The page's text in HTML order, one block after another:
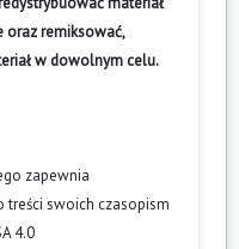
remiksować,
w dowolnym celu.
zapewnia
swoich czasopism
4.0